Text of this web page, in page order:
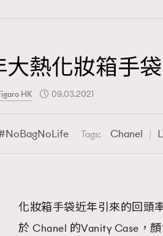
大熱化妝箱手
HK 09.03.2021
NoBagNoLife Tags: Chanel
化妝箱手袋近年引來的回頭
於 Chanel 的Vanity Case，